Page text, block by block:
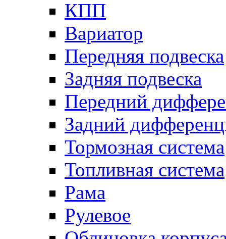
КПП
Вариатор
Передняя подвеска
Задняя подвеска
Передний
Задний
Тормозная система
Топливная система
Рама
Рулевое